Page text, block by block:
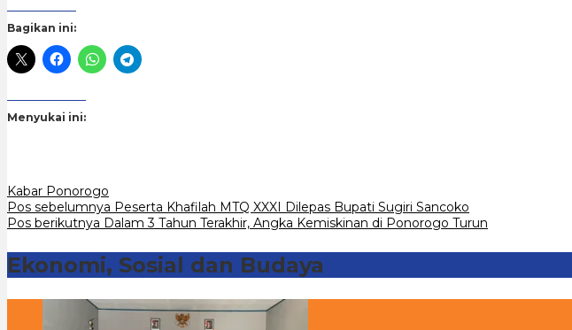
Bagikan ini:
Menyukai ini:
Kabar Ponorogo
Navigasi
Pos sebelumnya Peserta Khafilah MTQ XXXI Dilepas Bupati Sugiri Sancoko
Pos berikutnya Dalam 3 Tahun Terakhir, Angka Kemiskinan di Ponorogo Turun
Ekonomi, Sosial dan Budaya